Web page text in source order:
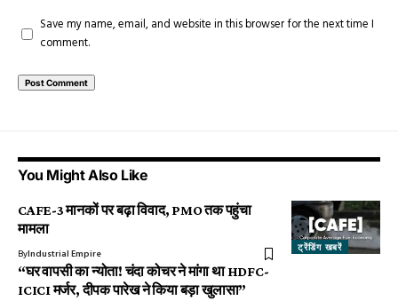
Save my name, email, and website in this browser for the next time I
comment.
You Might Also Like
ट्रेंडिंग खबरें
CAFE-3 मानकों पर बढ़ा विवाद, PMO तक पहुंचा
मामला
ByIndustrial Empire
“घर वापसी का न्योता! चंदा कोचर ने मांगा था HDFC-
ICICI मर्जर, दीपक पारेख ने किया बड़ा खुलासा”